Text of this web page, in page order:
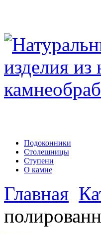
Подоконники
Столешницы
Ступени
О камне
Главная